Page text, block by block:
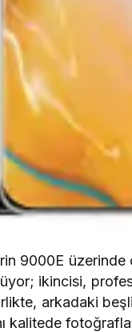
9000E
ikincisi,
arkadaki
kalitede